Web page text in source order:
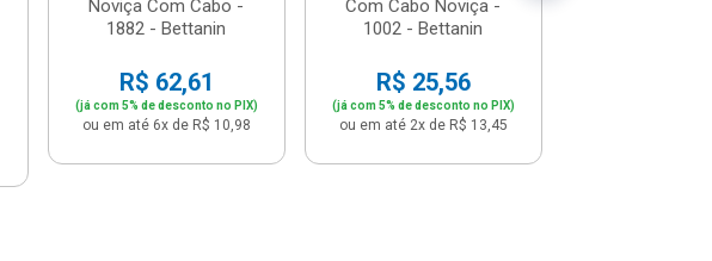
Noviça Com Cabo -
1882 - Bettanin
R$ 62,61
(já com 5% de desconto no PIX)
ou em até 6x de R$ 10,98
Com Cabo Noviça -
1002 - Bettanin
R$ 25,56
(já com 5% de desconto no PIX)
ou em até 2x de R$ 13,45